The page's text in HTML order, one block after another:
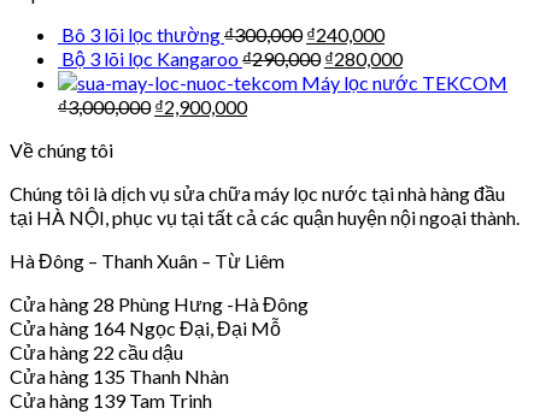
Bô 3 lõi lọc thường₫300,000 ₫240,000
Bộ 3 lõi lọc Kangaroo₫290,000 ₫280,000
Máy lọc nước TEKCOM
₫3,000,000 ₫2,900,000
Về chúng tôi
Chúng tôi là dịch vụ sửa chữa máy lọc nước tại nhà hàng đầu
tại HÀ NỘI, phục vụ tại tất cả các quận huyện nội ngoại thành.
Hà Đông – Thanh Xuân – Từ Liêm
Cửa hàng 28 Phùng Hưng -Hà Đông
Cửa hàng 164 Ngọc Đại, Đại Mỗ
Cửa hàng 22 cầu dậu
Cửa hàng 135 Thanh Nhàn
Cửa hàng 139 Tam Trinh